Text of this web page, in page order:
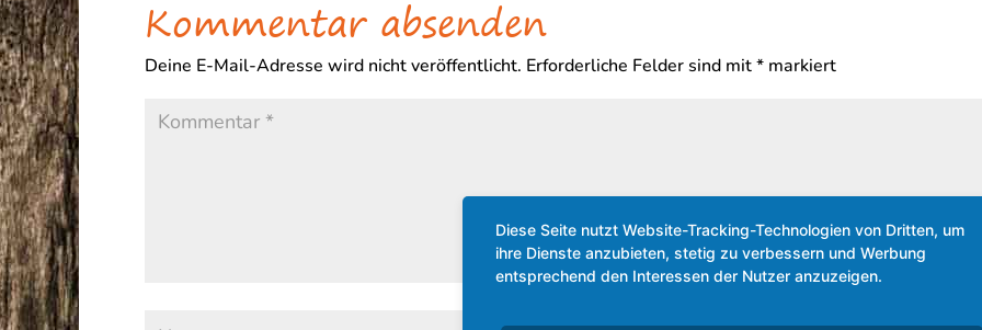
Kommentar absenden
Deine E-Mail-Adresse wird nicht veröffentlicht. Erforderliche Felder sind mit* markiert
Diese Seite nutzt Website-Tracking-Technologien von Dritten, um
ihre Dienste anzubieten, stetig zu verbessern und Werbung
entsprechend den Interessen der Nutzer anzuzeigen.